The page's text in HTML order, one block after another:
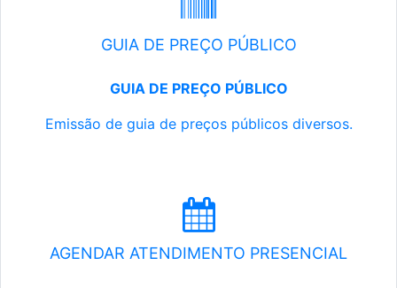
GUIA DE PREÇO PÚBLICO
GUIA DE PREÇO PÚBLICO
Emissão de guia de preços públicos diversos.
AGENDAR ATENDIMENTO PRESENCIAL